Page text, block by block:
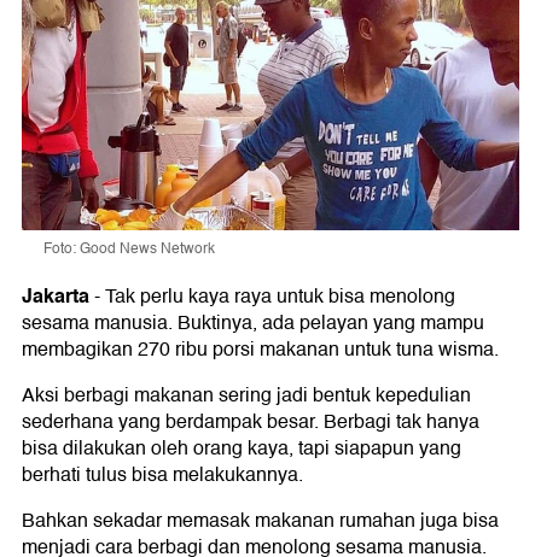
Foto: Good News Network
Jakarta-Tak perlu kaya raya untuk bisa menolong
sesama manusia. Buktinya, ada pelayan yang mampu
membagikan 270 ribu porsi makanan untuk tuna wisma.
Aksi berbagi makanan sering jadi bentuk kepedulian
sederhana yang berdampak besar. Berbagi tak hanya
bisa dilakukan oleh orang kaya, tapi siapapun yang
berhati tulus bisa melakukannya.
Bahkan sekadar memasak makanan rumahan juga bisa
menjadi cara berbagi dan menolong sesama manusia.